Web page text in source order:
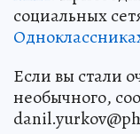
социальных
Если вы стали
необычного,